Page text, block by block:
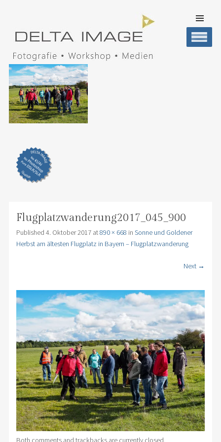
CONTENT
Flugplatzwanderung2017_045_900
Published 4. Oktober 2017at890 × 668 in Sonne und Goldener
Herbst am ältesten Flugplatz in Bayern – Flugplatzwanderung
Next →